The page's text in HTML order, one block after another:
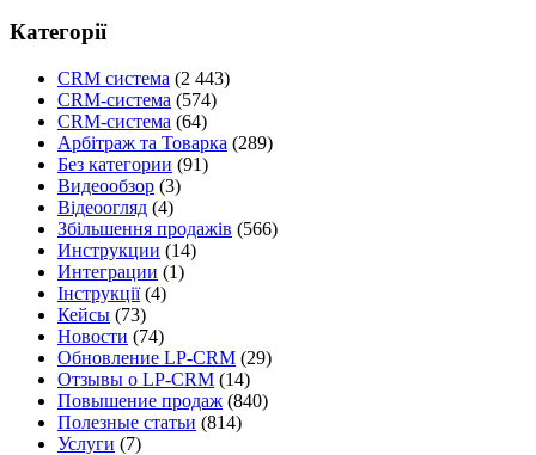
Категорії
CRM система (2 443)
CRM-система (574)
CRM-система (64)
Арбітраж та Товарка (289)
Без категории (91)
Видеообзор (3)
Відеоогляд (4)
Збільшення продажів (566)
Инструкции (14)
Интеграции (1)
Інструкції(4)
Кейсы (73)
Новости (74)
Обновление LP-CRM (29)
Отзывы о LP-CRM (14)
Повышение продаж (840)
Полезные статьи (814)
Услуги (7)